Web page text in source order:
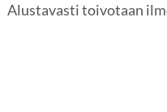
Alustavasti toivotaan